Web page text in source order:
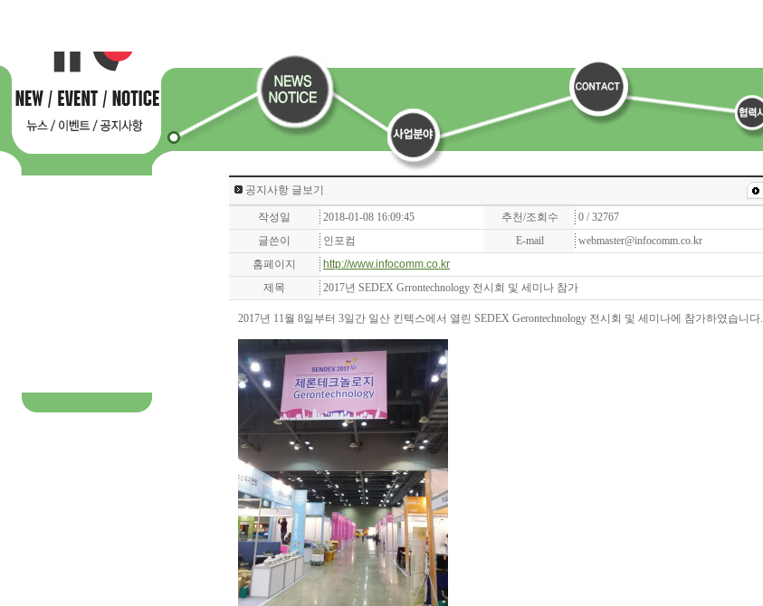
공지사항 글보기
작성일 2018-01-08 16:09:45 추천/조회수
0 / 32767
글쓴이
인포컴 E-mail
webmaster@infocomm.co.kr
홈페이지
http://www.infocomm.co.kr
제목
2017년 SEDEX Grrontechnology 전시회 및 세미나 참가
2017년 11월 8일부터 3일간 일산 킨텍스에서 열린 SEDEX Gerontechnology 전시회 및 세미나에 참가하였습니다.